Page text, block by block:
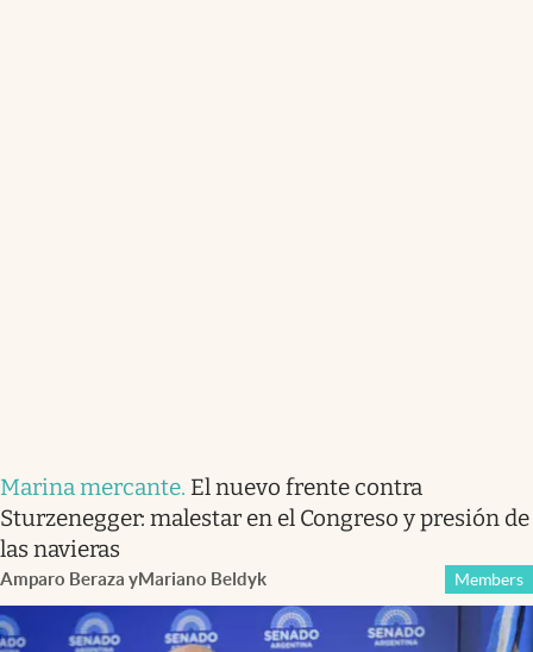
Marina mercante. El nuevo frente contra
Sturzenegger: malestar en el Congreso y presión de
las navieras
Amparo Beraza yMariano Beldyk Members